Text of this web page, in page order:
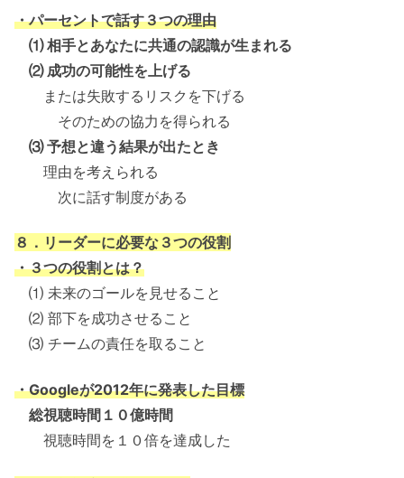
・パーセントで話す３つの理由
⑴ 相手とあなたに共通の認識が生まれる
⑵ 成功の可能性を上げる
または失敗するリスクを下げる
そのための協力を得られる
⑶ 予想と違う結果が出たとき
理由を考えられる
次に話す制度がある
８．リーダーに必要な３つの役割
・３つの役割とは？
⑴ 未来のゴールを見せること
⑵ 部下を成功させること
⑶ チームの責任を取ること
・Googleが2012年に発表した目標
総視聴時間１０億時間
視聴時間を１０倍を達成した